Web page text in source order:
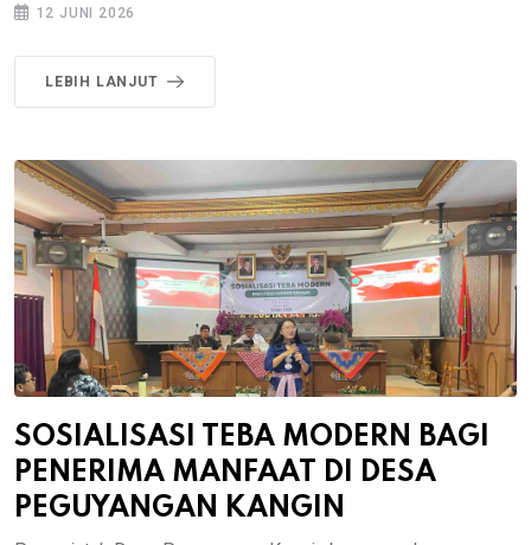
12 JUNI 2026
LEBIH LANJUT
SOSIALISASI TEBA MODERN BAGI
PENERIMA MANFAAT DI DESA
PEGUYANGAN KANGIN